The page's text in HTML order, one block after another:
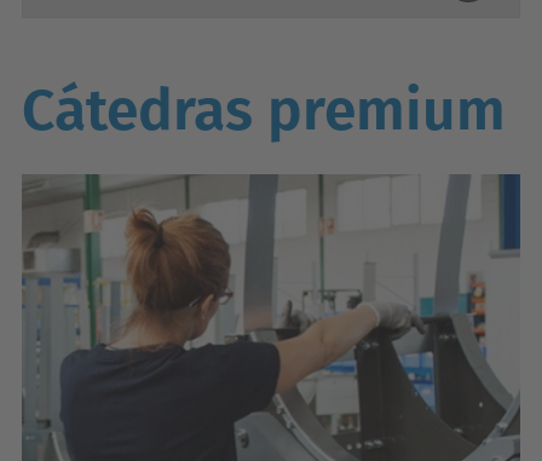
Cátedras premium